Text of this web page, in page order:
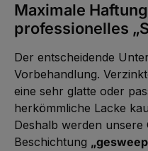
Maximale
professionelles
Der entscheidende
Vorbehandlung.
eine sehr glatte oder
herkömmliche Lacke
Deshalb werden
Beschichtung